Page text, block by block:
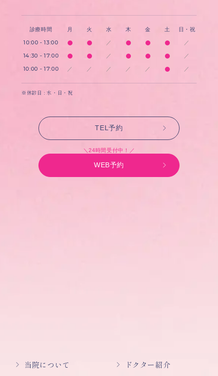
診療時間 月 火 水 木 金 土 日・祝
10:00 - 13:00 ／ ／
14:30 - 17:00 ／ ／
10:00 - 17:00 ／ ／ ／ ／ ／ ／
※休診日 : 水・日・祝
TEL予約
＼24時間受付中！／
WEB予約
当院について ドクター紹介